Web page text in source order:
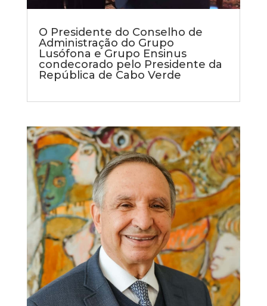
O Presidente do Conselho de
Administração do Grupo
Lusófona e Grupo Ensinus
condecorado pelo Presidente da
República de Cabo Verde